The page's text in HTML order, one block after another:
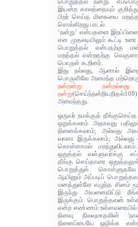
இயன்ற காலத்தையும்
பிறர் செய்த மிகையை
சொல்கிறது பாடல்.
‘நன்று’ என்பதனை
என முதலடியிலும் கூட்டி
பொறுத்தல் என்பதற்கு
மறத்தல் என்றதற்கு
பொருள் கூறினர்.
இது நல்லது, ஆனால்
பொருளிலே அமைந்த
நன்றன்று
நன்று
அமைந்தது.
ஒருவர் நமக்குத்
ஒறுக்கலாம் அதாவது
நினைக்கலாம்; அல்லது
வாளா இருக்கலாம்; அல்லது
கொள்ளாமல்
ஒறுத்தல் வள்ளுவர்க்கு
தீங்கு செய்தாரை
பொறுத்துக்
ஆயினும் அப்படிப்
மனத்துள்ளே எழுந்த சினம்
இருந்து அவனைவிட்டு
இருக்கும். பொறுத்தவன்
என்ற எண்ணம் உள்ளவரையில்
நினவு நிலவுமாதலின்
நினைப்பையே ஒழிக்க